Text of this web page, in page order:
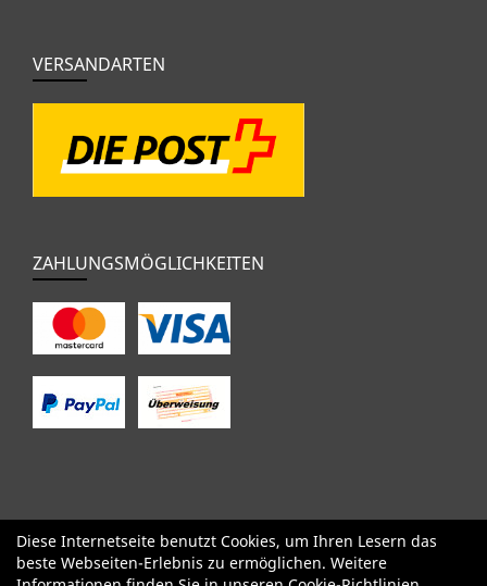
VERSANDARTEN
ZAHLUNGSMÖGLICHKEITEN
SALE Specialized Factor Cervélo BMC Orbea
Yeti
Pinarello
OPEN Kids / BMX Komponenten Bekleidung
Diese Internetseite benutzt Cookies, um Ihren Lesern das
beste Webseiten-Erlebnis zu ermöglichen. Weitere